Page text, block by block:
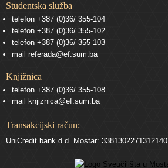
Studentska služba
telefon +387 (0)36/ 355-104
telefon +387 (0)36/ 355-102
telefon +387 (0)36/ 355-103
mail referada@ef.sum.ba
Knjižnica
telefon +387 (0)36/ 355-108
mail
knjiznica@ef.sum.ba
Transakcijski račun:
UniCredit bank d.d. Mostar: 3381302271312140